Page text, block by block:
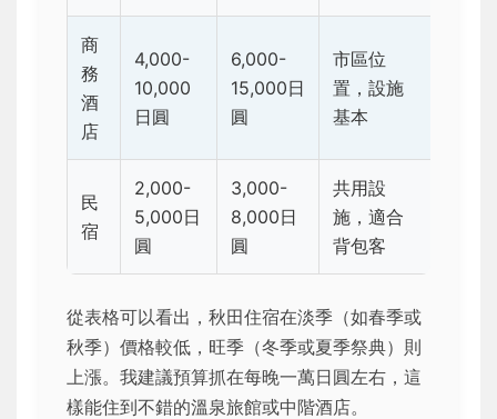
商
務
酒
店
4,000-
10,000
日圓
6,000-
15,000日
圓
市區位
置，設施
基本
民
宿
2,000-
5,000日
圓
3,000-
8,000日
圓
共用設
施，適合
背包客
從表格可以看出，秋田住宿在淡季（如春季或
秋季）價格較低，旺季（冬季或夏季祭典）則
上漲。我建議預算抓在每晚一萬日圓左右，這
樣能住到不錯的溫泉旅館或中階酒店。